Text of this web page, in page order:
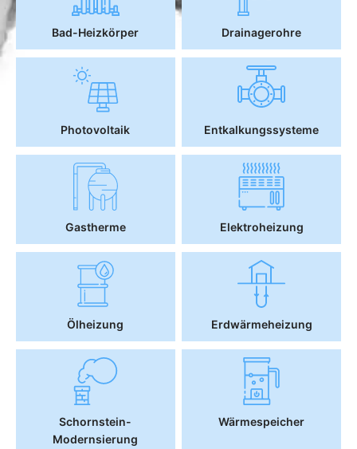
Bad-Heizkörper Drainagerohre
Photovoltaik Entkalkungssysteme
Gastherme Elektroheizung
Ölheizung Erdwärmeheizung
Schornstein-
Modernsierung
Wärmespeicher